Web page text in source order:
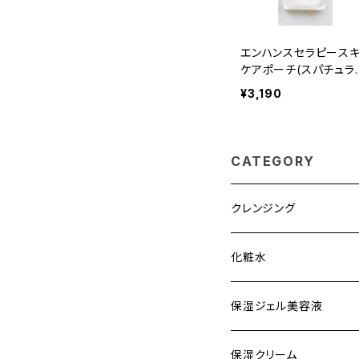
エンハンスセラピース
ケアポーチ(スパチュラ
き)
¥3,190
CATEGORY
クレンジング
化粧水
保湿ジェル美容液
保湿クリーム